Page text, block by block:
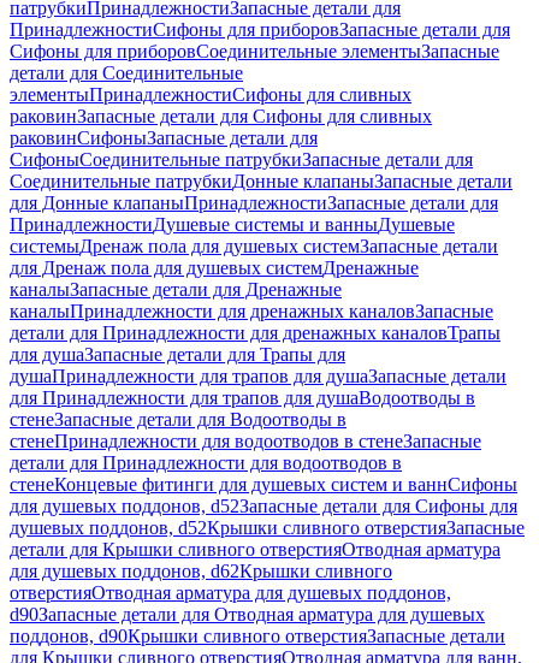
патрубкиПринадлежностиЗапасные детали для
ПринадлежностиСифоны для приборовЗапасные детали для
Сифоны для приборовСоединительные элементыЗапасные
детали для Соединительные
элементыПринадлежностиСифоны для сливных
раковинЗапасные детали для Сифоны для сливных
раковинСифоныЗапасные детали для
СифоныСоединительные патрубкиЗапасные детали для
Соединительные патрубкиДонные клапаныЗапасные детали
для Донные клапаныПринадлежностиЗапасные детали для
ПринадлежностиДушевые системы и ванныДушевые
системыДренаж пола для душевых системЗапасные детали
для Дренаж пола для душевых системДренажные
каналыЗапасные детали для Дренажные
каналыПринадлежности для дренажных каналовЗапасные
детали для Принадлежности для дренажных каналовТрапы
для душаЗапасные детали для Трапы для
душаПринадлежности для трапов для душаЗапасные детали
для Принадлежности для трапов для душаВодоотводы в
стенеЗапасные детали для Водоотводы в
стенеПринадлежности для водоотводов в стенеЗапасные
детали для Принадлежности для водоотводов в
стенеКонцевые фитинги для душевых систем и ваннСифоны
для душевых поддонов, d52Запасные детали для Сифоны для
душевых поддонов, d52Крышки сливного отверстияЗапасные
детали для Крышки сливного отверстияОтводная арматура
для душевых поддонов, d62Крышки сливного
отверстияОтводная арматура для душевых поддонов,
d90Запасные детали для Отводная арматура для душевых
поддонов, d90Крышки сливного отверстияЗапасные детали
для Крышки сливного отверстияОтводная арматура для ванн,